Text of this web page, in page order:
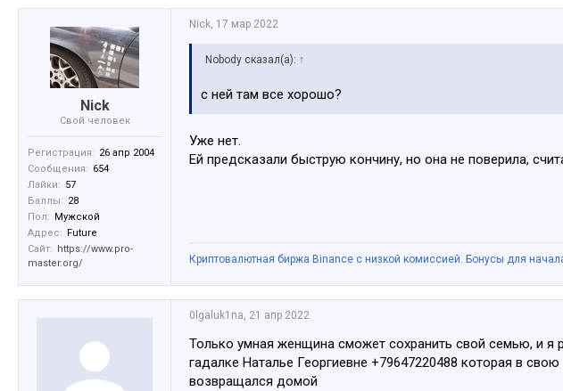
Nick
Свой человек
Регистрация: 26 апр 2004
Сообщения: 654
Лайки: 57
Баллы: 28
Пол:
Мужской
Адрес:
Future
Сайт:
https://www.pro-
master.org/
Nick, 17 мар 2022
Nobody сказал(а): ↑
с ней там все хорошо?
Уже нет.
Ей предсказали быструю кончину, но она не поверила,
Криптовалютная биржа Binance с низкой комиссией. Бонусы для
0lgaluk1na, 21 апр 2022
Только умная женщина сможет сохранить свой семью, и я
гадалке Наталье Георгиевне +79647220488 которая в
возвращался домой